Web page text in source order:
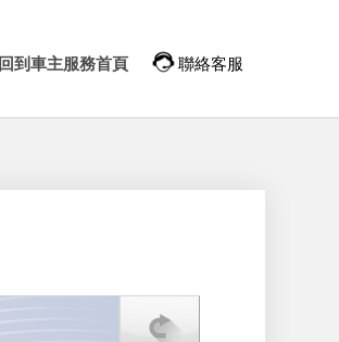
回到車主服務首頁 聯絡客服